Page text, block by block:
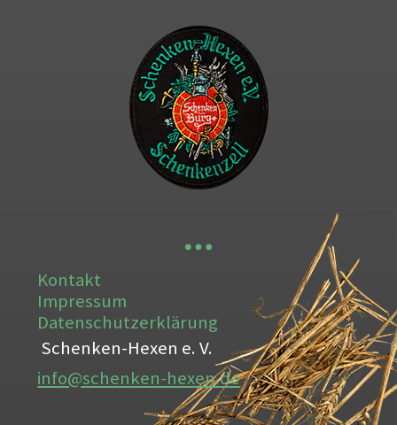
Kontakt
Impressum
Datenschutzerklärung
Schenken-Hexen e. V.
info@schenken-hexen.de